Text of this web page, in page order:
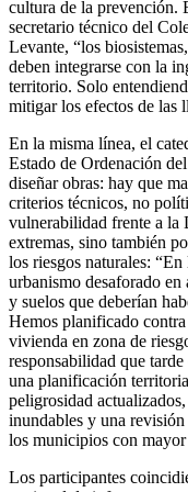
cultura de la prevención.
secretario técnico del
Levante, “los
deben integrarse con la
territorio. Solo
mitigar los efectos de las
En la misma línea, el
Estado de Ordenación
diseñar obras: hay que
criterios técnicos, no
vulnerabilidad frente a
extremas, sino también
los riesgos naturales:
urbanismo desaforado en
y suelos que deberían
Hemos planificado
vivienda en zona de
responsabilidad que
una planificación
peligrosidad
inundables y una
los municipios con
Los participantes